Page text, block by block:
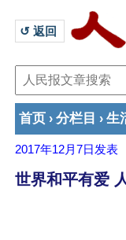
↺ 返回
首页 › 分栏目 › 生
2017年12月7日 发表
世界和平有爱